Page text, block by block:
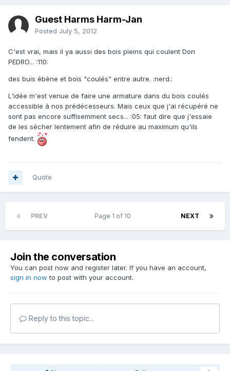
Guest Harms Harm-Jan
Posted July 5, 2012
C'est vrai, mais il ya aussi des bois pleins qui coulent Don
PEDRO... :110:
des buis ébène et bois "coulés" entre autre. :nerd.:
L'idée m'est venue de faire une armature dans du bois coulés
accessible à nos prédécesseurs. Mais ceux que j'ai récupéré ne
sont pas encore suffisemment secs... :05: faut dire que j'essaie
de les sécher lentement afin de réduire au maximum qu'ils
fendent.
Quote
PREV NEXT
Page 1 of 10
Join the conversation
You can post now and register later. If you have an account,
sign in now to post with your account.
Reply to this topic...